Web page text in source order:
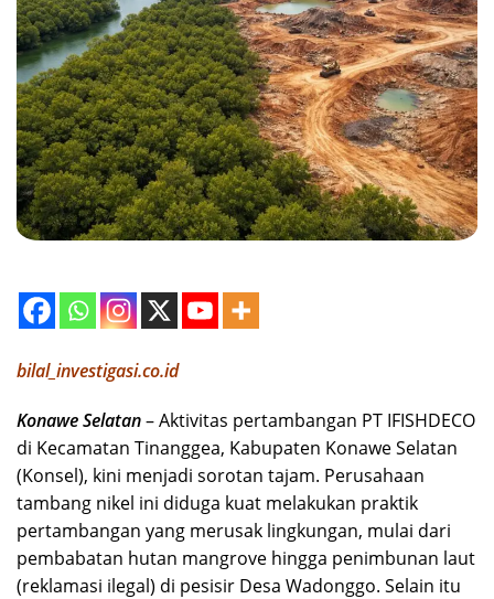
bilal_investigasi.co.id
‎Konawe Selatan– Aktivitas pertambangan PT IFISHDECO
di Kecamatan Tinanggea, Kabupaten Konawe Selatan
(Konsel), kini menjadi sorotan tajam. Perusahaan
tambang nikel ini diduga kuat melakukan praktik
pertambangan yang merusak lingkungan, mulai dari
pembabatan hutan mangrove hingga penimbunan laut
(reklamasi ilegal) di pesisir Desa Wadonggo. Selain itu